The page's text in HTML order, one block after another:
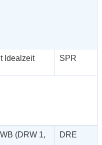
Idealzeit
SPR
(DRW 1,
DRE